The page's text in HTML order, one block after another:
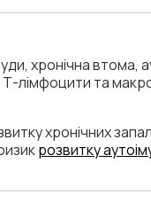
хронічна втома,
лімфоцити та
хронічних
розвитку